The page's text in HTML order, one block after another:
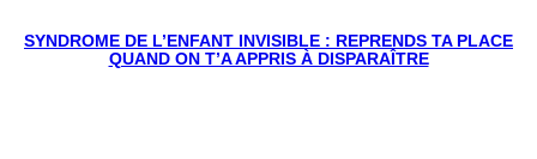
SYNDROME DE L’ENFANT INVISIBLE : REPRENDS TA PLACE
QUAND ON T’A APPRIS À DISPARAÎTRE